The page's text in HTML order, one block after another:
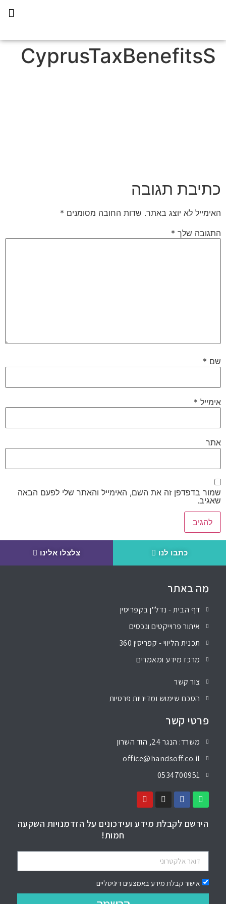
CyprusTaxBenefitsS
כתיבת תגובה
האימייל לא יוצג באתר. שדות החובה מסומנים *
התגובה שלך *
שם *
אימייל *
אתר
שמור בדפדפן זה את השם, האימייל והאתר שלי לפעם הבאה
שאגיב.
כתבו לנו צלצלו אלינו
מה באתר
דף הבית - נדל"ן בקפריסין
איתור פרוייקטים ונכסים
תכנית הליווי - קפריסין 360
מרכז מידע ומאמרים
צור קשר
הסכם שימוש ומדיניות פרטיות
פרטי קשר
משרד: הנגר 24, הוד השרון
office@handsoff.co.il
0534700951
הירשם לקבלת מידע ועידכונים על הזדמנויות השקעה
חמות!
אישור קבלת מידע באמצעים דיגיטליים